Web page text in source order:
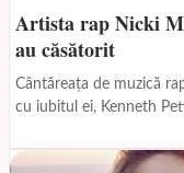
Artista rap Nicki
au căsătorit
Cântăreața de muzică
cu iubitul ei, Kenneth